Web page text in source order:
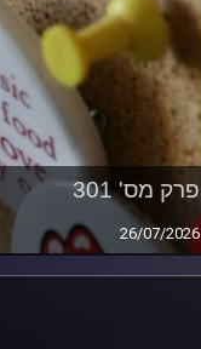
פרק מס' 301
26/07/2026